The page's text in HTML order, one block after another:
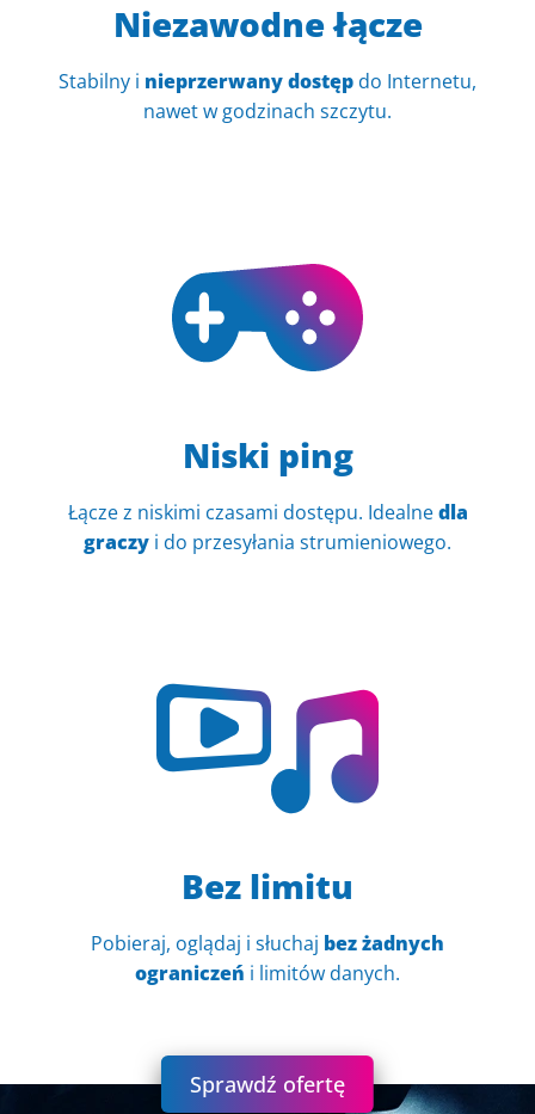
Niezawodne łącze
Stabilny i nieprzerwany dostępdo Internetu,
nawet w godzinach szczytu.
Niski ping
Łącze z niskimi czasami dostępu. Idealnedla
graczy i do przesyłania strumieniowego.
Bez limitu
Pobieraj, oglądaj i słuchaj bez żadnych
ograniczeń i limitów danych.
Sprawdź ofertę